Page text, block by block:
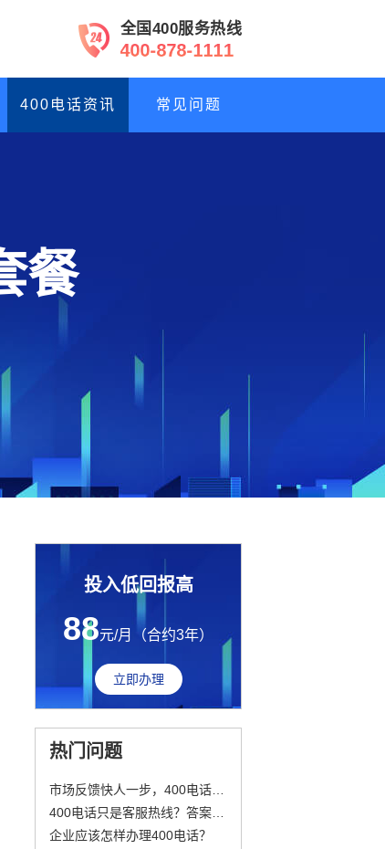
全国400服务热线
400-878-1111
400电话资讯 常见问题
餐
投入低回报高
88元/月（合约3年）
立即办理
热门问题
企业应该怎样办理400电话？